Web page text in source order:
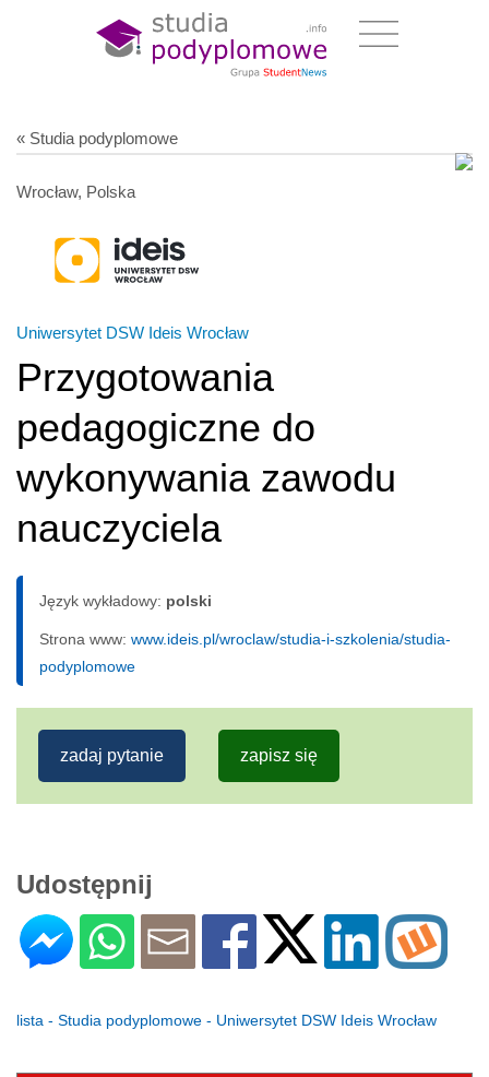
« Studia podyplomowe
Wrocław, Polska
Uniwersytet DSW Ideis Wrocław
Przygotowania
pedagogiczne do
wykonywania zawodu
nauczyciela
Język wykładowy: polski
Strona www: www.ideis.pl/wroclaw/studia-i-szkolenia/studia-
podyplomowe
zadaj pytanie zapisz się
Udostępnij
lista - Studia podyplomowe - Uniwersytet DSW Ideis Wrocław